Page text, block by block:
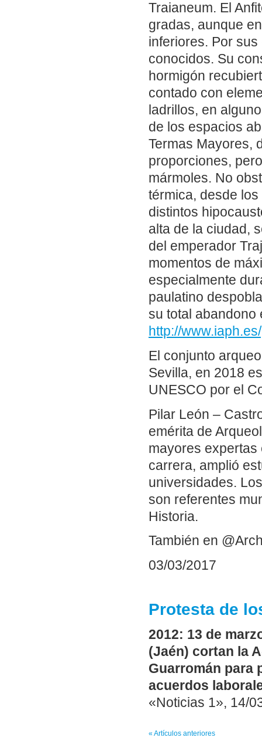
Traianeum. El
gradas, aunque
inferiores. Por
conocidos. Su
hormigón
contado con
ladrillos, en
de los espacios
Termas Mayores,
proporciones,
mármoles. No
térmica, desde
distintos
alta de la ciudad,
del emperador
momentos de
especialmente
paulatino
su total
http://
El conjunto
Sevilla, en 2018
UNESCO por el
Pilar León –
emérita de
mayores expertas
carrera, amplió
universidades.
son referentes
Historia.
También en
03/03/2017
Protesta de
2012: 13 de
(Jaén) cortan la
Guarromán para
acuerdos
«Noticias 1», 14/
« Artículos anteriores